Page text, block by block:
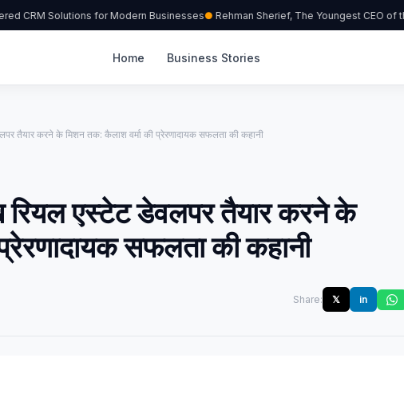
CRM Solutions for Modern Businesses Rehman Sherief, The Youngest CEO of
Home Business Stories
तैयार करने के मिशन तक: कैलाश वर्मा की प्रेरणादायक सफलता की कहानी
रियल एस्टेट डेवलपर तैयार करने के
सफलता की कहानी
Share: 𝕏 in